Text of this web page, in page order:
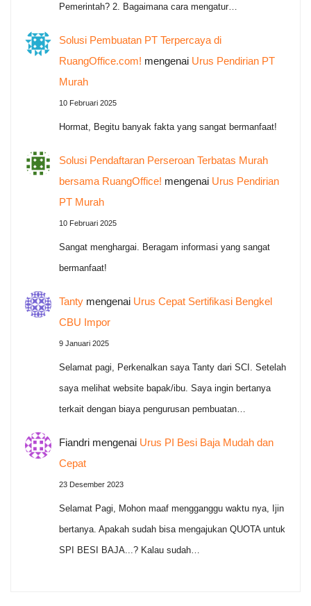
Pemerintah? 2. Bagaimana cara mengatur…
Solusi Pembuatan PT Terpercaya di
RuangOffice.com! mengenai Urus Pendirian PT
Murah
10 Februari 2025
Hormat, Begitu banyak fakta yang sangat bermanfaat!
Solusi Pendaftaran Perseroan Terbatas Murah
bersama RuangOffice! mengenai Urus Pendirian
PT Murah
10 Februari 2025
Sangat menghargai. Beragam informasi yang sangat
bermanfaat!
Tantymengenai Urus Cepat Sertifikasi Bengkel
CBU Impor
9 Januari 2025
Selamat pagi, Perkenalkan saya Tanty dari SCI. Setelah
saya melihat website bapak/ibu. Saya ingin bertanya
terkait dengan biaya pengurusan pembuatan…
Fiandrimengenai Urus PI Besi Baja Mudah dan
Cepat
23 Desember 2023
Selamat Pagi, Mohon maaf mengganggu waktu nya, Ijin
bertanya. Apakah sudah bisa mengajukan QUOTA untuk
SPI BESI BAJA...? Kalau sudah…